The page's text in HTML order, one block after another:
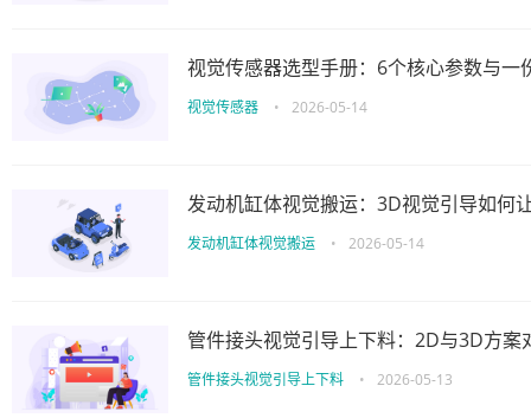
视觉传感器选型手册：6个核心参数与一
视觉传感器 • 2026-05-14
发动机缸体视觉搬运：3D视觉引导如何
发动机缸体视觉搬运 • 2026-05-14
管件接头视觉引导上下料：2D与3D方案
管件接头视觉引导上下料 • 2026-05-13